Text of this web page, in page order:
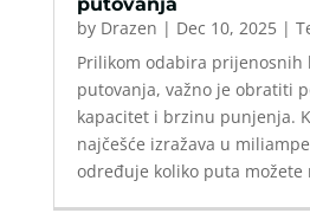
by Drazen | Dec 10, 2025|
Prilikom odabira prijenosnih
putovanja, važno je obratiti
kapacitet i brzinu punjenja.
najčešće izražava u
određuje koliko puta možete